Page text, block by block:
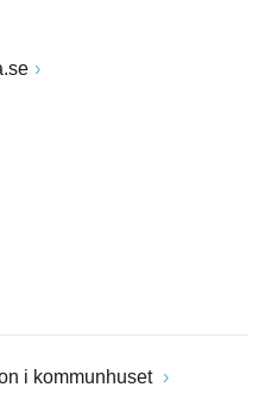
i kommunhuset